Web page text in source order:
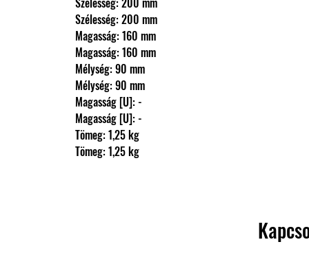
                Szélesség: 200 mm
                Magasság: 160 mm
                Magasság: 160 mm
                Mélység: 90 mm
                Mélység: 90 mm
                Magasság [U]: -
                Magasság [U]: -
                Tömeg: 1,25 kg
                Tömeg: 1,25 kg